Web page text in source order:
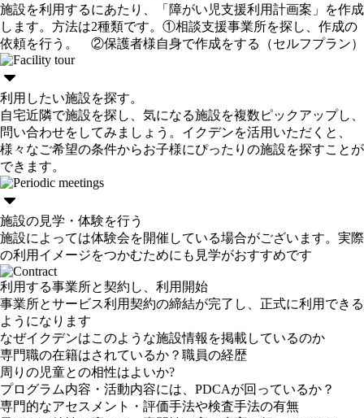
施設を利用するにあたり、「障がい児支援利用計画案」を作成
します。方法は2種類です。①相談支援事業所を探し、作成の
依頼を行う。 ②保護者様自身で作成をする（セルフプラン）
利用したい施設を探す。
自宅近隣で施設を探し、気になる施設を複数ピックアップし、
問い合わせをしてみましょう。イクデンを活用いただくと、
様々なご希望の条件からお子様にぴったりの施設を探すことが
できます。
施設の見学・体験を行う
施設によっては体験会を開催している場合がございます。実際
の利用イメージをつかむためにも見学がおすすめです
利用する事業所と契約し、利用開始
事業所とサービス利用契約の締結が完了し、正式に利用できる
ようになります
なぜイクデンはこのような施設情報を掲載しているのか
専門職の在籍はされているか？職員の経歴
周りの児童との相性はよいか?
プログラム内容・活動内容には、PDCAが回っているか？
専門的なアセスメント・評価手法や検査手法の有無